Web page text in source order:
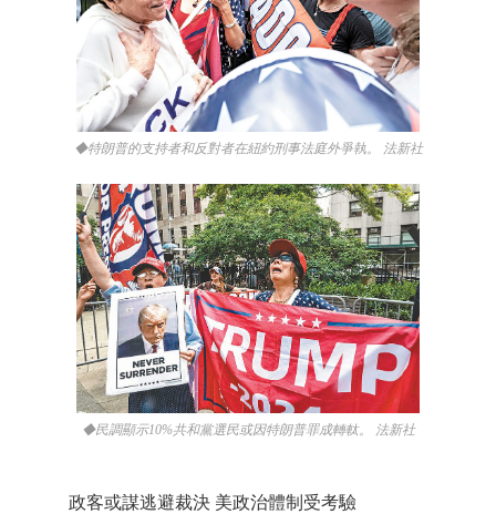
◆特朗普的支持者和反對者在紐約刑事法庭外爭執。 法新社
◆民調顯示10%共和黨選民或因特朗普罪成轉軚。 法新社
政客或謀逃避裁決 美政治體制受考驗